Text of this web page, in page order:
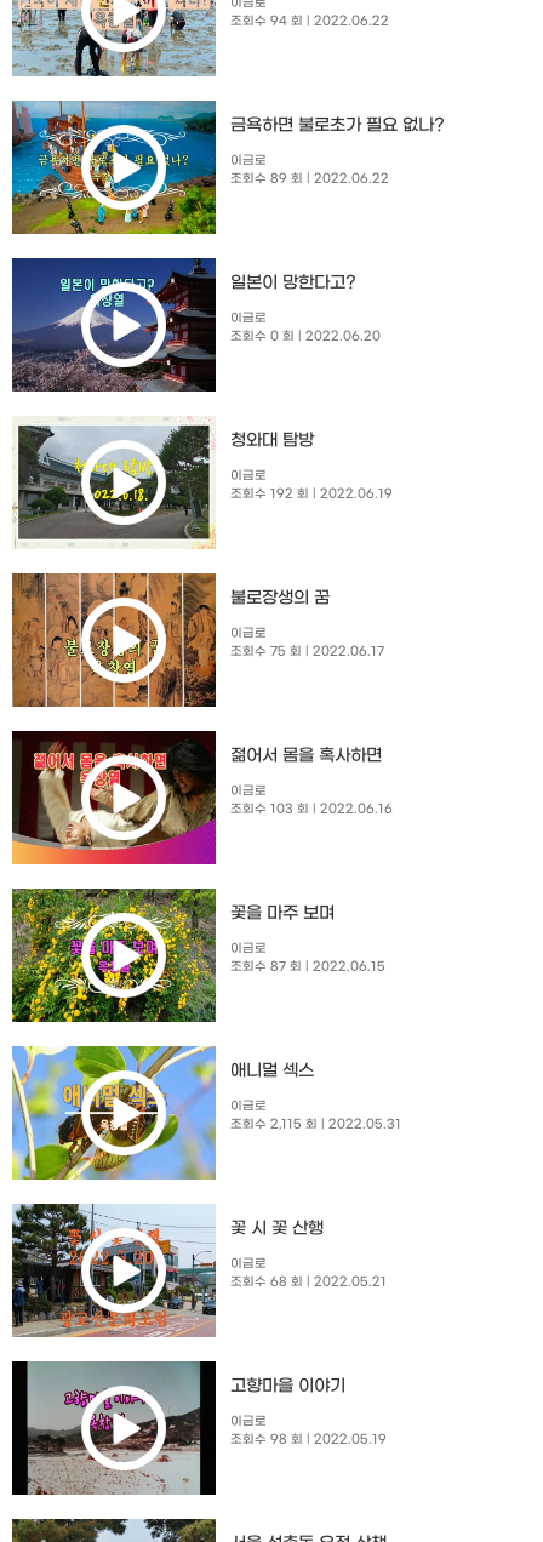
이금로
조회수 94 회
| 2022.06.22
금욕하면 불로초가 필요 없나?
이금로
조회수 89 회
| 2022.06.22
일본이 망한다고?
이금로
조회수 0 회
| 2022.06.20
청와대 탐방
이금로
조회수 192 회
| 2022.06.19
불로장생의 꿈
이금로
조회수 75 회
| 2022.06.17
젊어서 몸을 혹사하면
이금로
조회수 103 회
| 2022.06.16
꽃을 마주 보며
이금로
조회수 87 회
| 2022.06.15
애니멀 섹스
이금로
조회수 2,115 회
| 2022.05.31
꽃 시 꽃 산행
이금로
조회수 68 회
| 2022.05.21
고향마을 이야기
이금로
조회수 98 회
| 2022.05.19